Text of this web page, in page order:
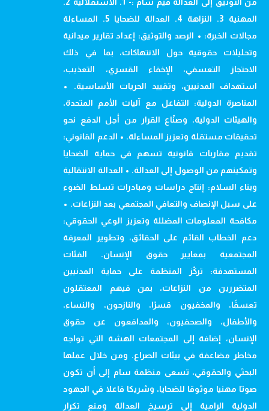
المهنية 3. النزاهة 4. العدالة للضحايا 5. المساءلة
مجالات الخبرة: • الرصد والتوثيق: إعداد تقارير ميدانية
وتحليلات حقوقية حول الانتهاكات، بما في ذلك
الاحتجاز التعسفي، الإخفاء القسري، التعذيب،
استهداف المدنيين، وتقييد الحريات الأساسية. •
المناصرة الدولية: التفاعل مع آليات الأمم المتحدة،
والهيئات الدولية، وصنّاع القرار من أجل الدفع نحو
تحقيقات مستقلة وتعزيز المساءلة. • الدعم القانوني:
تقديم مقاربات قانونية تسهم في حماية الضحايا
وتمكينهم من الوصول إلى العدالة. • العدالة الانتقالية
وبناء السلام: إنتاج دراسات ومبادرات تسلط الضوء
على سبل الإنصاف والتعافي المجتمعي بعد النزاعات. •
مكافحة المعلومات المضللة وتعزيز الوعي الحقوقي:
دعم الخطاب القائم على الحقائق، وتطوير المعرفة
المجتمعية بمعايير حقوق الإنسان. الفئات
المستهدفة: تركّز المنظمة على حماية المدنيين
المتضررين من النزاعات، بمن فيهم المعتقلون
تعسفًا، والمخفيون قسرًا، والنازحون، والنساء،
والأطفال، والصحفيون، والمدافعون عن حقوق
الإنسان، إضافة إلى المجتمعات الهشة التي تواجه
مخاطر مضاعفة في بيئات الصراع. ومن خلال عملها
البحثي والحقوقي، تسعى منظمة سام إلى أن تكون
صوتا مهنيا موثوقا للضحايا، وشريكا فاعلا في الجهود
الدولية الرامية إلى ترسيخ العدالة ومنع تكرار